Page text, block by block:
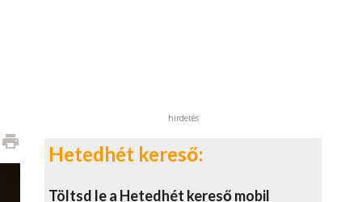
print
hirdetés
Hetedhét kereső:
Töltsd le a Hetedhét kereső mobil